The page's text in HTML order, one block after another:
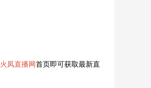
火凤直播网首页即可获取最新直